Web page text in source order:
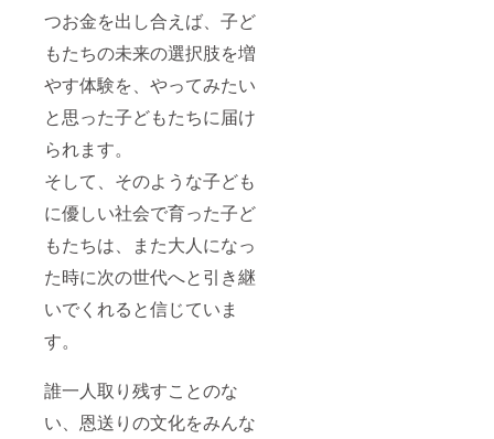
つお金を出し合えば、子ど
もたちの未来の選択肢を増
やす体験を、やってみたい
と思った子どもたちに届け
られます。
そして、そのような子ども
に優しい社会で育った子ど
もたちは、また大人になっ
た時に次の世代へと引き継
いでくれると信じていま
す。
誰一人取り残すことのな
い、恩送りの文化をみんな